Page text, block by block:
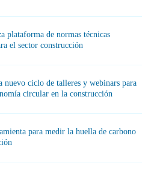
plataforma de normas técnicas
el sector construcción
nuevo ciclo de talleres y webinars para
circular en la construcción
para medir la huella de carbono